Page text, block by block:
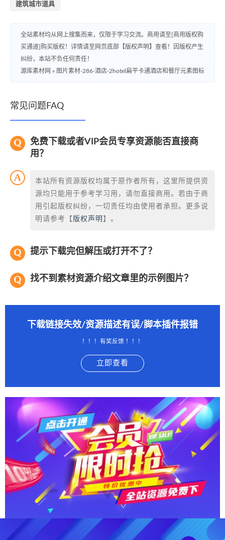
建筑城市道具
全站素材均从网上搜集而来，仅限于学习交流。商用请至[商用版权购
买通道]购买版权！详情请至网页底部【版权声明】查看！因版权产生
纠纷，本站不负任何责任！
源库素材网 » 图片素材-286-酒店-2hotel扁平卡通酒店和餐厅元素图标
常见问题FAQ
免费下载或者VIP会员专享资源能否直接商
用？
本站所有资源版权均属于原作者所有，这里所提供资
源均只能用于参考学习用，请勿直接商用。若由于商
用引起版权纠纷，一切责任均由使用者承担。更多说
明请参考【 版权声明 】。
提示下载完但解压或打开不了？
找不到素材资源介绍文章里的示例图片？
下载链接失效/资源描述有误/脚本插件报错
！！！有奖反馈 ！！！
立即查看